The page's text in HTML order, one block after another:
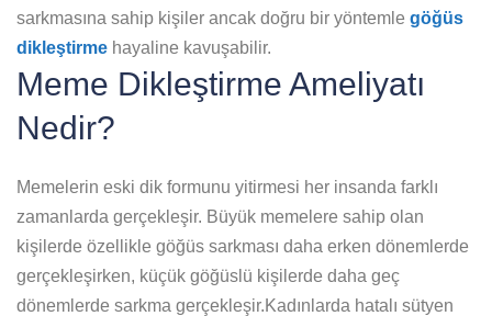
sarkmasına sahip kişiler ancak doğru bir yöntemle göğüs
dikleştirme hayaline kavuşabilir.
Meme Dikleştirme Ameliyatı
Nedir?
Memelerin eski dik formunu yitirmesi her insanda farklı
zamanlarda gerçekleşir. Büyük memelere sahip olan
kişilerde özellikle göğüs sarkması daha erken dönemlerde
gerçekleşirken, küçük göğüslü kişilerde daha geç
dönemlerde sarkma gerçekleşir.Kadınlarda hatalı sütyen